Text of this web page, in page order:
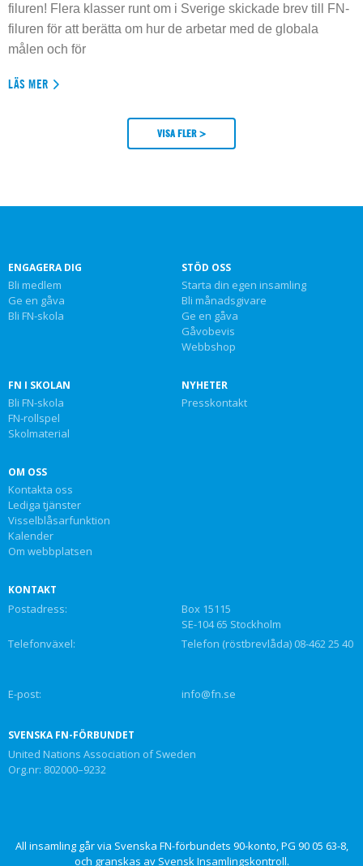
filuren! Flera klasser runt om i Sverige skickade brev till FN-
filuren för att berätta om hur de arbetar med de globala
målen och för
LÄS MER
VISA FLER >
ENGAGERA DIG
Bli medlem
Ge en gåva
Bli FN-skola
STÖD OSS
Starta din egen insamling
Bli månadsgivare
Ge en gåva
Gåvobevis
Webbshop
FN I SKOLAN
Bli FN-skola
FN-rollspel
Skolmaterial
NYHETER
Presskontakt
OM OSS
Kontakta oss
Lediga tjänster
Visselblåsarfunktion
Kalender
Om webbplatsen
KONTAKT
Postadress:
Box 15115
SE-104 65 Stockholm
Telefonväxel:
Telefon (röstbrevlåda) 08-462 25 40
E-post: info@fn.se
SVENSKA FN-FÖRBUNDET
United Nations Association of Sweden
Org.nr: 802000–9232
All insamling går via Svenska FN-förbundets 90-konto, PG 90 05 63-8,
och granskas av Svensk Insamlingskontroll.